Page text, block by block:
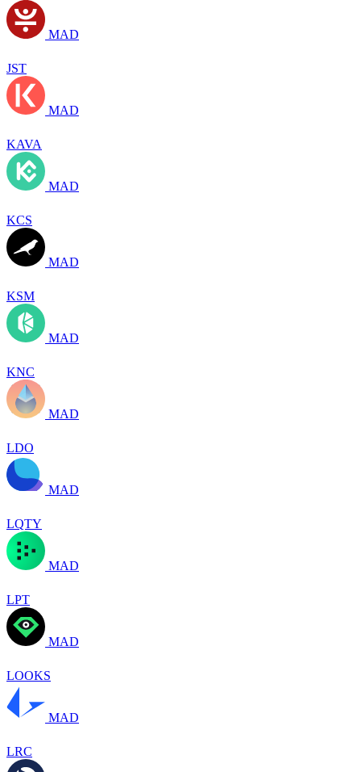
MAD
JST
MAD
KAVA
MAD
KCS
MAD
KSM
MAD
KNC
MAD
LDO
MAD
LQTY
MAD
LPT
MAD
LOOKS
MAD
LRC